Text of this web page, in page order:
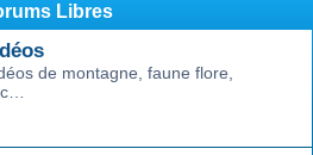
Libres
de montagne, faune flore,